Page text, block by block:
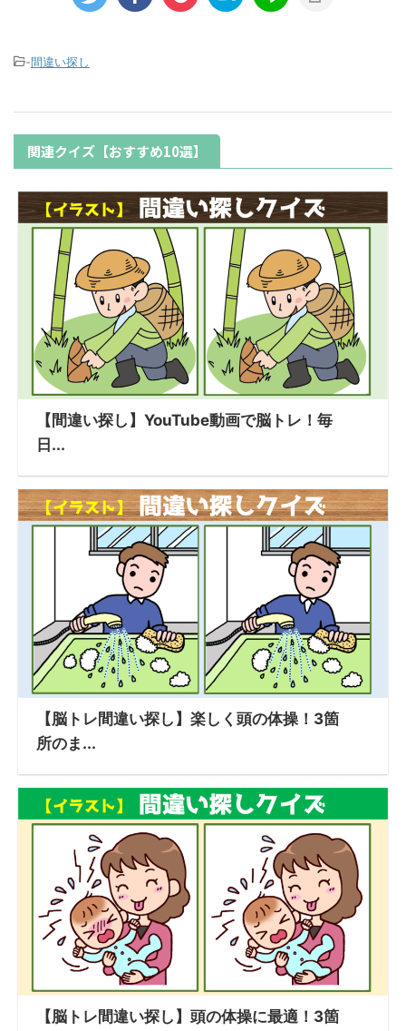
-間違い探し
関連クイズ【おすすめ10選】
【間違い探し】YouTube動画で脳トレ！毎
日...
【脳トレ間違い探し】楽しく頭の体操！3箇
所のま...
【脳トレ間違い探し】頭の体操に最適！3箇